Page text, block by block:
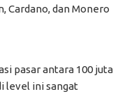
Cardano, dan Monero
pasar antara 100 juta
level ini sangat